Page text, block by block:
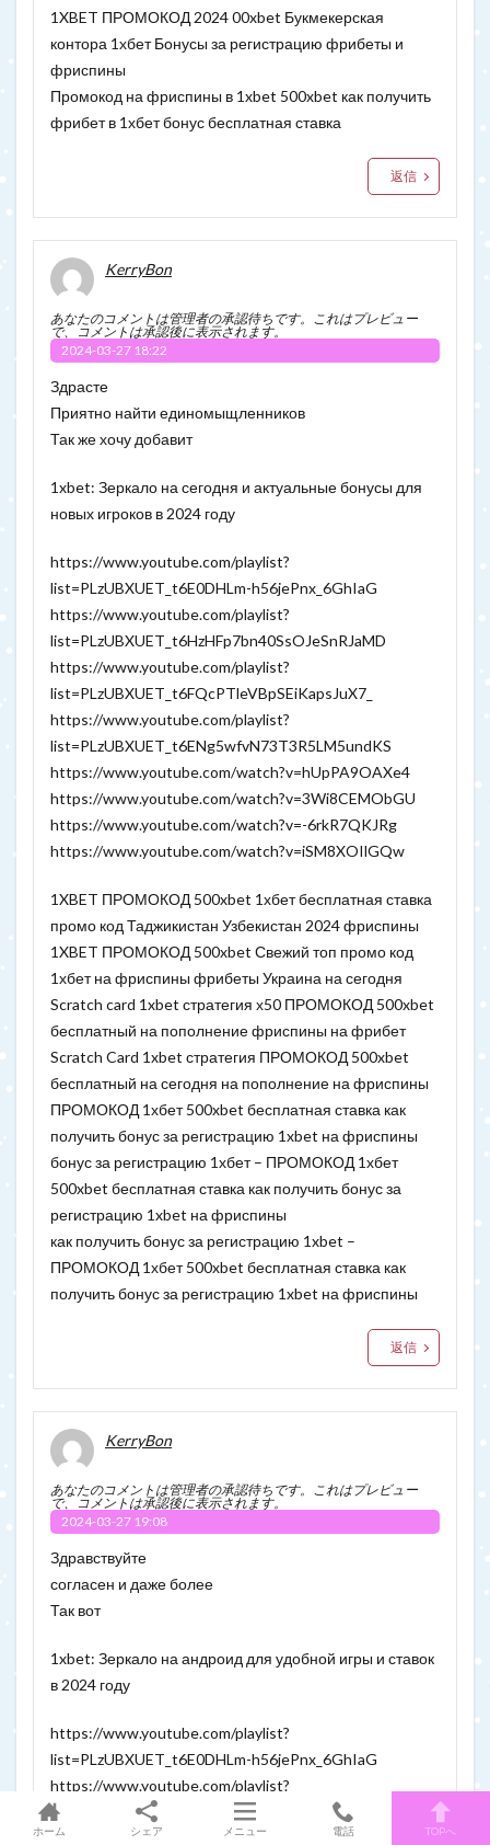
1XBET ПРОМОКОД 2024 00xbet Букмекерская
контора 1хбет Бонусы за регистрацию фрибеты и
фриспины
Промокод на фриспины в 1xbet 500xbet как получить
фрибет в 1хбет бонус бесплатная ставка
返信
KerryBon
あなたのコメントは管理者の承認待ちです。これはプレビュー
で、コメントは承認後に表示されます。
2024-03-27 18:22
Здрасте
Приятно найти единомыщленников
Так же хочу добавит
1xbet: Зеркало на сегодня и актуальные бонусы для
новых игроков в 2024 году
https://www.youtube.com/playlist?
list=PLzUBXUET_t6E0DHLm-h56jePnx_6GhIaG
https://www.youtube.com/playlist?
list=PLzUBXUET_t6HzHFp7bn40SsOJeSnRJaMD
https://www.youtube.com/playlist?
list=PLzUBXUET_t6FQcPTleVBpSEiKapsJuX7_
https://www.youtube.com/playlist?
list=PLzUBXUET_t6ENg5wfvN73T3R5LM5undKS
https://www.youtube.com/watch?v=hUpPA9OAXe4
https://www.youtube.com/watch?v=3Wi8CEMObGU
https://www.youtube.com/watch?v=-6rkR7QKJRg
https://www.youtube.com/watch?v=iSM8XOIlGQw
1XBET ПРОМОКОД 500xbet 1хбет бесплатная ставка
промо код Таджикистан Узбекистан 2024 фриспины
1XBET ПРОМОКОД 500xbet Свежий топ промо код
1хбет на фриспины фрибеты Украина на сегодня
Scratch card 1xbet стратегия х50 ПРОМОКОД 500xbet
бесплатный на пополнение фриспины на фрибет
Scratch Card 1xbet стратегия ПРОМОКОД 500xbet
бесплатный на сегодня на пополнение на фриспины
ПРОМОКОД 1хбет 500xbet бесплатная ставка как
получить бонус за регистрацию 1xbet на фриспины
бонус за регистрацию 1хбет – ПРОМОКОД 1хбет
500xbet бесплатная ставка как получить бонус за
регистрацию 1xbet на фриспины
как получить бонус за регистрацию 1xbet –
ПРОМОКОД 1хбет 500xbet бесплатная ставка как
получить бонус за регистрацию 1xbet на фриспины
返信
KerryBon
あなたのコメントは管理者の承認待ちです。これはプレビュー
で、コメントは承認後に表示されます。
2024-03-27 19:08
Здравствуйте
согласен и даже более
Так вот
1xbet: Зеркало на андроид для удобной игры и ставок
в 2024 году
https://www.youtube.com/playlist?
list=PLzUBXUET_t6E0DHLm-h56jePnx_6GhIaG
https://www.youtube.com/playlist?
list=PLzUBXUET_t6HzHFp7bn40SsOJeSnRJaMD
https://www.youtube.com/playlist?
ホーム シェア メニュー 電話 TOPへ